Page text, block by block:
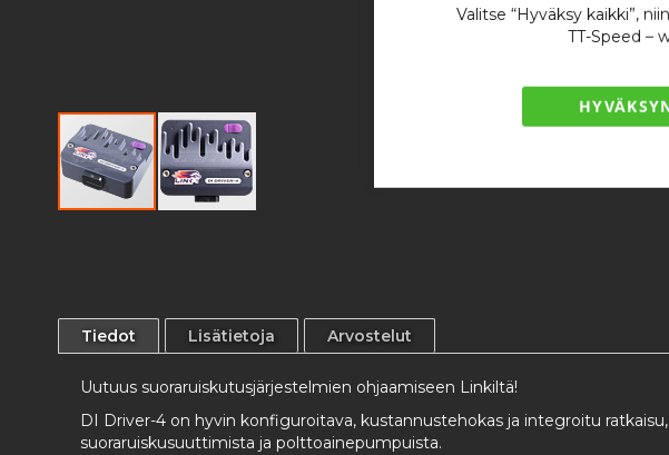
Valitse “Hyväksy kaikki”,
TT-Speed –
the
images
gallery
Tiedot
Uutuus suoraruiskutusjärjestelmien ohjaamiseen Linkiltä!
DI Driver-4 on hyvin konfiguroitava, kustannustehokas ja integroitu
suoraruiskusuuttimista ja polttoainepumpuista.
Lisätietoja Arvostelut